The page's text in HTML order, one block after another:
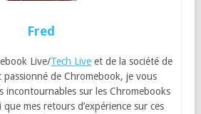
Fred
Live/Tech Live et de la société de
passionné de Chromebook, je vous
incontournables sur les Chromebooks
mes retours d’expérience sur ces